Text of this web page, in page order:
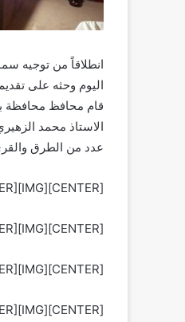
انطلاقاً من توجيه
اليوم وحثه على
قام محافظ محافظة
الاستاذ محمد
عدد من الطرق
[CENTER][IMG]http://www.zahran1.info/contents/useruppic/1_42VmWrhk2HkHRh8s.jpg[/IMG][/CENTER]
[CENTER][IMG]http://www.zahran1.info/contents/useruppic/1_FhtYcSmbuaqFExAp.jpg[/IMG][/CENTER]
[CENTER][IMG]http://www.zahran1.info/contents/useruppic/1_y7QmE1VGhfwhvWa4.jpg[/IMG][/CENTER]
[CENTER][IMG]http://www.zahran1.info/contents/useruppic/1_WW373HCCJN1uAuex.jpg[/IMG][/CENTER]